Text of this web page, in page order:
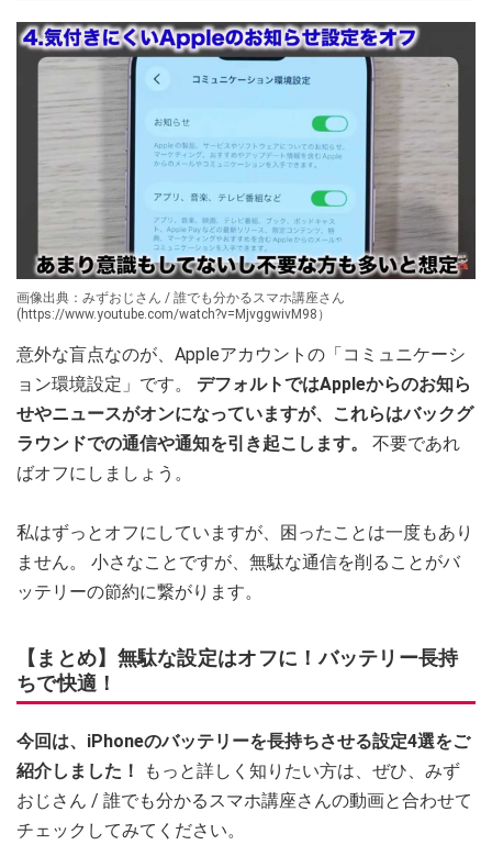
画像出典：みずおじさん / 誰でも分かるスマホ講座さん
(https://www.youtube.com/watch?v=MjvggwivM98）
意外な盲点なのが、Appleアカウントの「コミュニケーシ
ョン環境設定」です。 デフォルトではAppleからのお知ら
せやニュースがオンになっていますが、これらはバックグ
ラウンドでの通信や通知を引き起こします。 不要であれ
ばオフにしましょう。
私はずっとオフにしていますが、困ったことは一度もあり
ません。 小さなことですが、無駄な通信を削ることがバ
ッテリーの節約に繋がります。
【まとめ】無駄な設定はオフに！バッテリー長持
ちで快適！
今回は、iPhoneのバッテリーを長持ちさせる設定4選をご
紹介しました！
もっと詳しく知りたい方は、ぜひ、みず
おじさん / 誰でも分かるスマホ講座さんの動画と合わせて
チェックしてみてください。